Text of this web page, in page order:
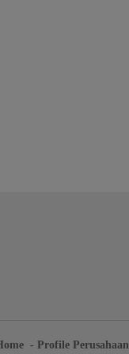
Profile Perusahaan